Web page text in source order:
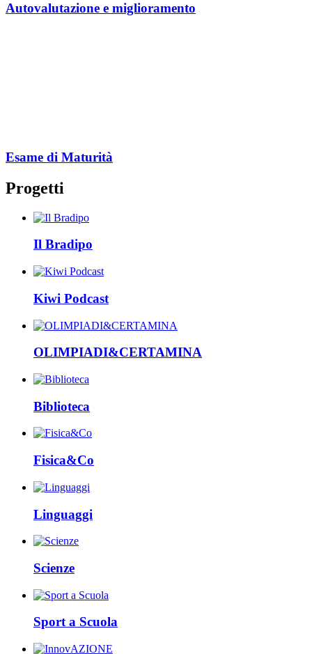
Autovalutazione e miglioramento
Esame di Maturità
Progetti
Il Bradipo
Kiwi Podcast
OLIMPIADI&CERTAMINA
Biblioteca
Fisica&Co
Linguaggi
Scienze
Sport a Scuola